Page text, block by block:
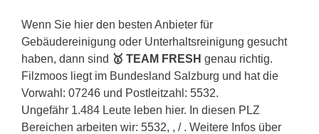
Wenn Sie hier den besten Anbieter für
Gebäudereinigung oder Unterhaltsreinigung gesucht
haben, dann sind 🥇 TEAM FRESH genau richtig.
Filzmoos liegt im Bundesland Salzburg und hat die
Vorwahl: 07246 und Postleitzahl: 5532.
Ungefähr 1.484 Leute leben hier. In diesen PLZ
Bereichen arbeiten wir: 5532, , / . Weitere Infos über